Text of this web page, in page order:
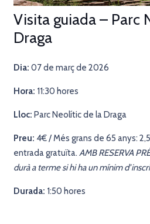
Visita guiada – Parc
Draga
Dia: 07 de març de 2026
Hora: 11:30 hores
Lloc: Parc Neolític de la Draga
Preu: 4€ / Més grans de 65 anys:
entrada gratuïta. AMB RESERVA
durà a terme si hi ha un mínim
Durada: 1:50 hores